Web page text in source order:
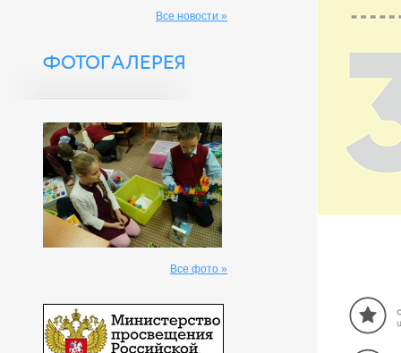
Все новости »
ФОТОГАЛЕРЕЯ
Все фото »